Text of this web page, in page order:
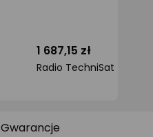
1 687,15 zł
gwiazdki
Gwarancje